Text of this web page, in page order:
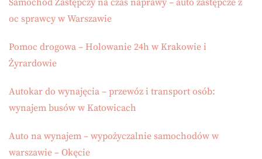
oc sprawcy w Warszawie
Pomoc drogowa – Holowanie 24h w Krakowie i
Żyrardowie
Autokar do wynajęcia – przewóz i transport osób:
wynajem busów w Katowicach
Auto na wynajem – wypożyczalnie samochodów w
warszawie – Okęcie